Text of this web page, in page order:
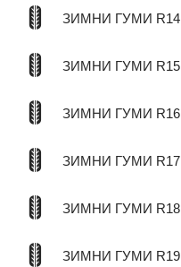
ЗИМНИ ГУМИ R14
ЗИМНИ ГУМИ R15
ЗИМНИ ГУМИ R16
ЗИМНИ ГУМИ R17
ЗИМНИ ГУМИ R18
ЗИМНИ ГУМИ R19